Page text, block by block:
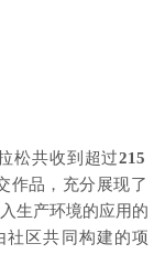
松共收到超过215
作品，充分展现了
生产环境的应用的
社区共同构建的项